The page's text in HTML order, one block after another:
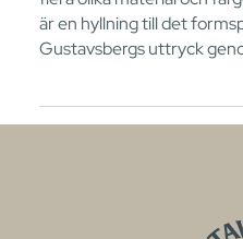
är en hyllning till det
Gustavsbergs uttryck